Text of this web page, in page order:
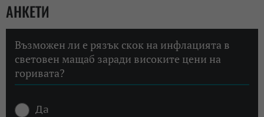
АНКЕТИ
Възможен ли е рязък скок на инфлацията в
световен мащаб заради високите цени на
горивата?
Да